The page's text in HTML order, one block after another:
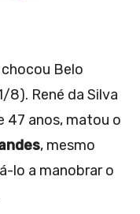
chocou Belo
8). René da Silva
47 anos, matou o
, mesmo
lo a manobrar o